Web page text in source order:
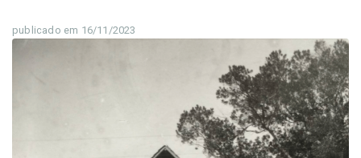
publicado em 16/11/2023